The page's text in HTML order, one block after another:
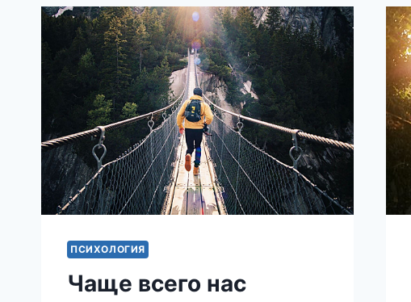
ПСИХОЛОГИЯ
Чаще всего нас